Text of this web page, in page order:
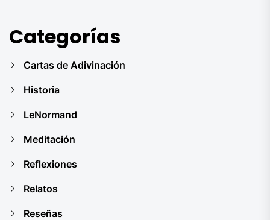
Categorías
Cartas de Adivinación
Historia
LeNormand
Meditación
Reflexiones
Relatos
Reseñas